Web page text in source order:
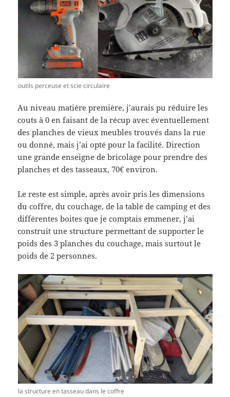
outils perceuse et scie circulaire
Au niveau matière première, j’aurais pu réduire les
couts à 0 en faisant de la récup avec éventuellement
des planches de vieux meubles trouvés dans la rue
ou donné, mais j’ai opté pour la facilité. Direction
une grande enseigne de bricolage pour prendre des
planches et des tasseaux, 70€ environ.
Le reste est simple, après avoir pris les dimensions
du coffre, du couchage, de la table de camping et des
différentes boites que je comptais emmener, j’ai
construit une structure permettant de supporter le
poids des 3 planches du couchage, mais surtout le
poids de 2 personnes.
la structure en tasseau dans le coffre